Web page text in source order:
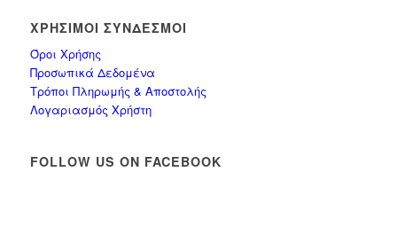
ΧΡΉΣΙΜΟΙ ΣΎΝΔΕΣΜΟΙ
Όροι Χρήσης
Προσωπικά Δεδομένα
Τρόποι Πληρωμής & Αποστολής
Λογαριασμός Χρήστη
FOLLOW US ON FACEBOOK